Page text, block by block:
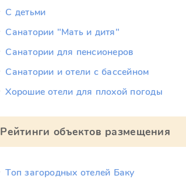
С детьми
Санатории "Мать и дитя"
Санатории для пенсионеров
Санатории и отели с бассейном
Хорошие отели для плохой погоды
Рейтинги объектов размещения
Топ загородных отелей Баку